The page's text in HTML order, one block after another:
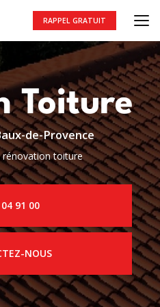
RAPPEL GRATUIT
de-Provence
rénovation toiture
91 00
NOUS